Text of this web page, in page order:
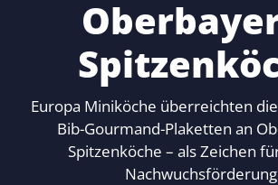
Europa Miniköche überreichten
Bib-Gourmand-Plaketten an
Spitzenköche – als Zeichen